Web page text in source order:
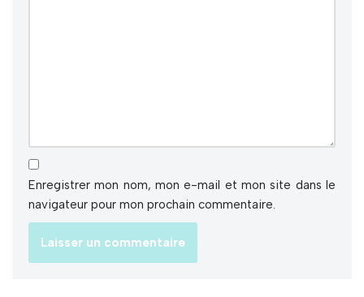
Enregistrer mon nom, mon e-mail et mon site dans le
navigateur pour mon prochain commentaire.